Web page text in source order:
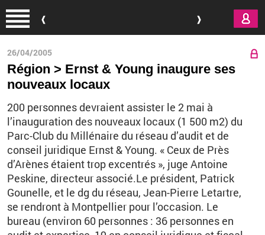
26/04/2005
Région > Ernst & Young inaugure ses
nouveaux locaux
200 personnes devraient assister le 2 mai à
l’inauguration des nouveaux locaux (1 500 m2) du
Parc-Club du Millénaire du réseau d’audit et de
conseil juridique Ernst & Young. « Ceux de Près
d’Arènes étaient trop excentrés », juge Antoine
Peskine, directeur associé.Le président, Patrick
Gounelle, et le dg du réseau, Jean-Pierre Letartre,
se rendront à Montpellier pour l’occasion. Le
bureau (environ 60 personnes : 36 personnes en